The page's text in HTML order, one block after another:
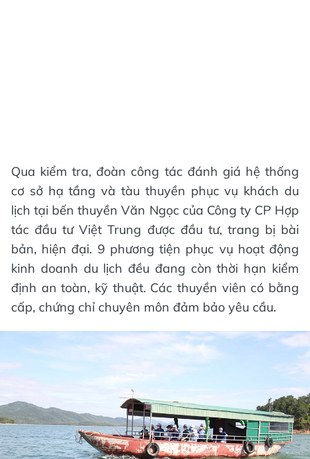
Qua kiểm tra, đoàn công tác đánh giá hệ thống
cơ sở hạ tầng và tàu thuyền phục vụ khách du
lịch tại bến thuyền Văn Ngọc của Công ty CP Hợp
tác đầu tư Việt Trung được đầu tư, trang bị bài
bản, hiện đại. 9 phương tiện phục vụ hoạt động
kinh doanh du lịch đều đang còn thời hạn kiểm
định an toàn, kỹ thuật. Các thuyền viên có bằng
cấp, chứng chỉ chuyên môn đảm bảo yêu cầu.